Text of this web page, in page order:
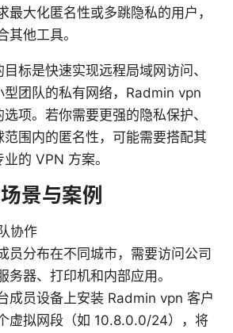
最大化匿名性或多跳隐私的用户，
其他工具。
标是快速实现远程局域网访问、
型团队的私有网络，Radmin vpn
项。若你需要更强的隐私保护、
围内的匿名性，可能需要搭配其
的 VPN 方案。
景与案例
协作
员分布在不同城市，需要访问公司
务器、打印机和内部应用。
成员设备上安装 Radmin vpn 客户
虚拟网段（如 10.8.0.0/24），将